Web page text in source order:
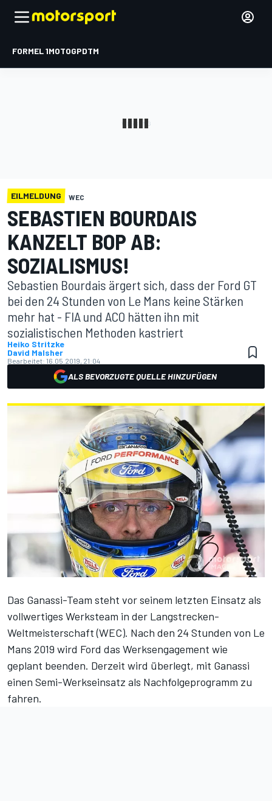
FORMEL 1MOTOGPDTM
EILMELDUNG WEC
SEBASTIEN BOURDAIS
KANZELT BOP AB:
SOZIALISMUS!
Sebastien Bourdais ärgert sich, dass der Ford GT
bei den 24 Stunden von Le Mans keine Stärken
mehr hat - FIA und ACO hätten ihn mit
sozialistischen Methoden kastriert
Heiko Stritzke
David Malsher
Bearbeitet: 16.05.2019, 21:04
ALS BEVORZUGTE QUELLE HINZUFÜGEN
Das Ganassi-Team steht vor seinem letzten Einsatz als
vollwertiges Werksteam in der Langstrecken-
Weltmeisterschaft (WEC). Nach den 24 Stunden von Le
Mans 2019 wird Ford das Werksengagement wie
geplant beenden. Derzeit wird überlegt, mit Ganassi
einen Semi-Werkseinsatz als Nachfolgeprogramm zu
fahren.